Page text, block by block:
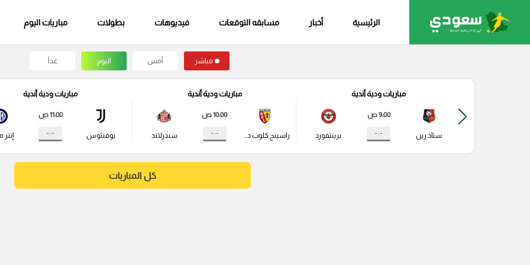
الرئيسية أخبار مسابقه التوقعات فيديوهات بطولات مباريات اليوم
مباشر أمس اليوم غداً
مباريات ودية أندية
ستاد رين
9:00 ص
- : - برينتفورد
مباريات ودية أندية
راسينج كلوب دي لانس
10:00 ص
- : - سندرلاند
مباريات ودية أندية
يوفنتوس
11:00 ص
- : - إنتر
كل المباريات